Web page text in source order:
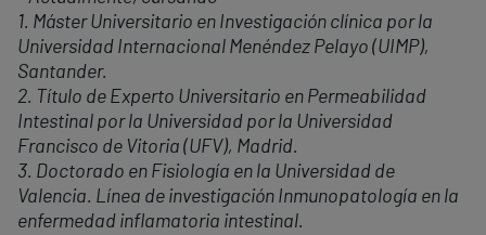
1. Máster Universitario en Investigación clínica por la
Universidad Internacional Menéndez Pelayo (UIMP),
Santander.
2. Título de Experto Universitario en Permeabilidad
Intestinal por la Universidad por la Universidad
Francisco de Vitoria (UFV), Madrid.
3. Doctorado en Fisiología en la Universidad de
Valencia. Línea de investigación Inmunopatología en la
enfermedad inflamatoria intestinal.